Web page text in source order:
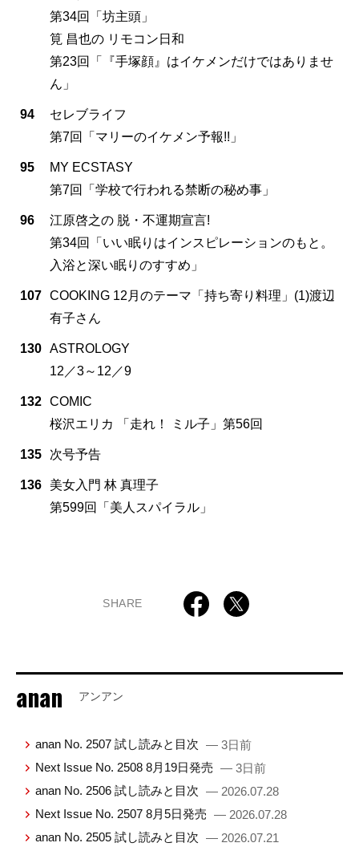
第34回「坊主頭」
筧 昌也の リモコン日和
第23回「『手塚顔』はイケメンだけではありませ
ん」
94
セレブライフ
第7回「マリーのイケメン予報!!」
95
MY ECSTASY
第7回「学校で行われる禁断の秘め事」
96
江原啓之の 脱・不運期宣言!
第34回「いい眠りはインスピレーションのもと。
入浴と深い眠りのすすめ」
107 COOKING 12月のテーマ「持ち寄り料理」(1)渡辺
有子さん
130 ASTROLOGY
12／3～12／9
132 COMIC
桜沢エリカ 「走れ！ ミル子」第56回
135 次号予告
136
美女入門 林 真理子
第599回「美人スパイラル」
SHARE
anan アンアン
anan No. 2507 試し読みと目次 — 3日前
Next Issue No. 2508 8月19日発売 — 3日前
anan No. 2506 試し読みと目次 — 2026.07.28
Next Issue No. 2507 8月5日発売 — 2026.07.28
anan No. 2505 試し読みと目次 — 2026.07.21